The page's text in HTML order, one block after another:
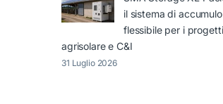
il sistema di accumulo
flessibile per i progetti
agrisolare e C&I
31 Luglio 2026